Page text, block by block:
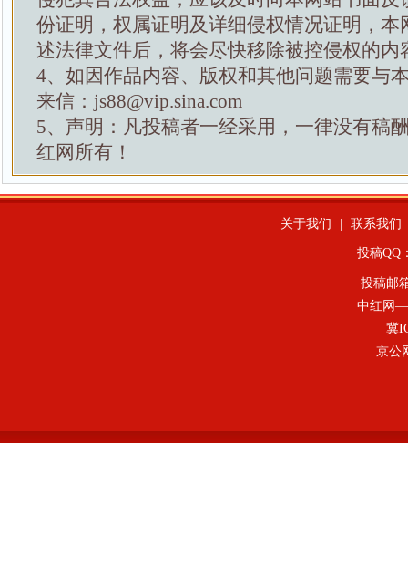
份证明，权属证明及详细侵权情况证明，本
述法律文件后，将会尽快移除被控侵权的内
4、如因作品内容、版权和其他问题需要与
来信：js88@vip.sina.com
5、声明：凡投稿者一经采用，一律没有稿
红网所有！
关于我们 联系我们
投稿QQ
投稿邮
中红网—
冀
京公